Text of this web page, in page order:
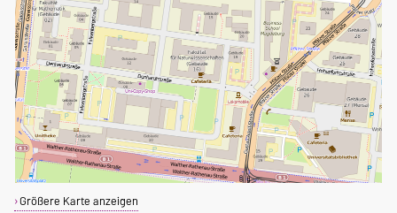
Größere Karte anzeigen